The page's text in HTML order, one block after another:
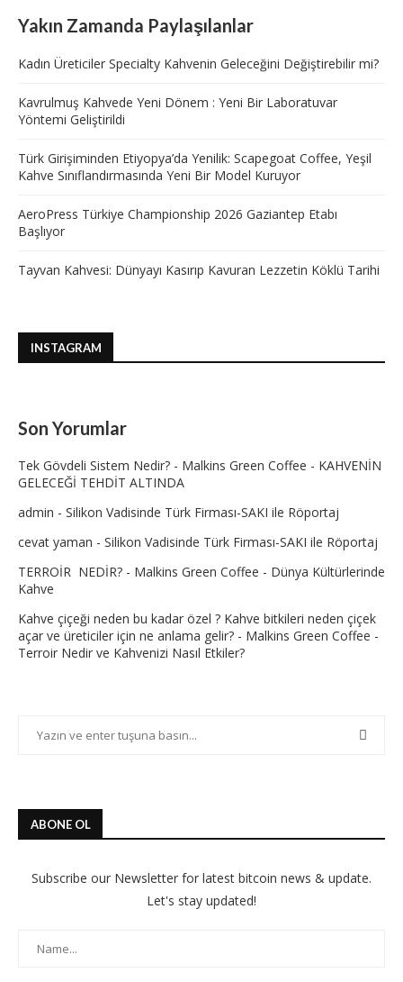
Yakın Zamanda Paylaşılanlar
Kadın Üreticiler Specialty Kahvenin Geleceğini Değiştirebilir mi?
Kavrulmuş Kahvede Yeni Dönem : Yeni Bir Laboratuvar
Yöntemi Geliştirildi
Türk Girişiminden Etiyopya’da Yenilik: Scapegoat Coffee, Yeşil
Kahve Sınıflandırmasında Yeni Bir Model Kuruyor
AeroPress Türkiye Championship 2026 Gaziantep Etabı
Başlıyor
Tayvan Kahvesi: Dünyayı Kasırıp Kavuran Lezzetin Köklü Tarihi
INSTAGRAM
Son Yorumlar
Tek Gövdeli Sistem Nedir? - Malkins Green Coffee - KAHVENİN
GELECEĞİ TEHDİT ALTINDA
admin - Silikon Vadisinde Türk Firması-SAKI ile Röportaj
cevat yaman - Silikon Vadisinde Türk Firması-SAKI ile Röportaj
TERROİR NEDİR? - Malkins Green Coffee - Dünya Kültürlerinde
Kahve
Kahve çiçeği neden bu kadar özel ? Kahve bitkileri neden çiçek
açar ve üreticiler için ne anlama gelir? - Malkins Green Coffee -
Terroir Nedir ve Kahvenizi Nasıl Etkiler?
ABONE OL
Subscribe our Newsletter for latest bitcoin news & update.
Let's stay updated!